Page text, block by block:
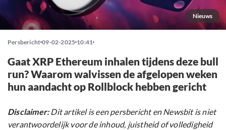
Nieuws
Persbericht 09-02-2025 10:41
Gaat XRP Ethereum inhalen tijdens deze bull
run? Waarom walvissen de afgelopen weken
hun aandacht op Rollblock hebben gericht
Disclaimer:Dit artikel is een persbericht en Newsbit is niet
verantwoordelijk voor de inhoud, juistheid of volledigheid